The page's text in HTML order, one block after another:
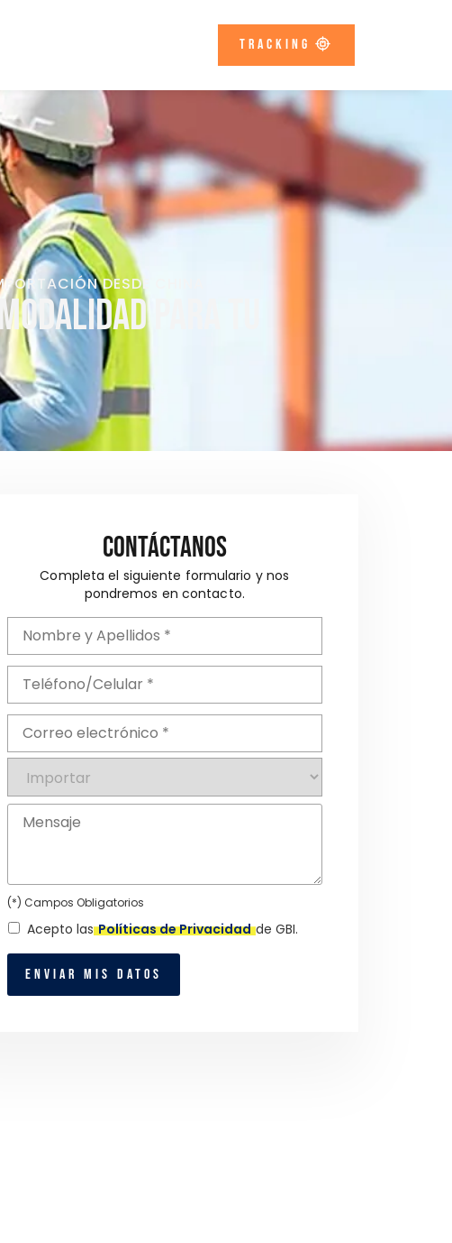
Tracking
DESDE CHINA
para tu
Contáctanos
Completa el siguiente formulario y nos
pondremos en contacto.
(*) Campos Obligatorios
Acepto las Políticas de Privacidad de GBI.